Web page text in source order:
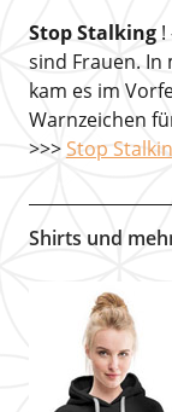
Stop Stalking!
sind Frauen. In
kam es im
Warnzeichen
>>>Stop
Shirts und